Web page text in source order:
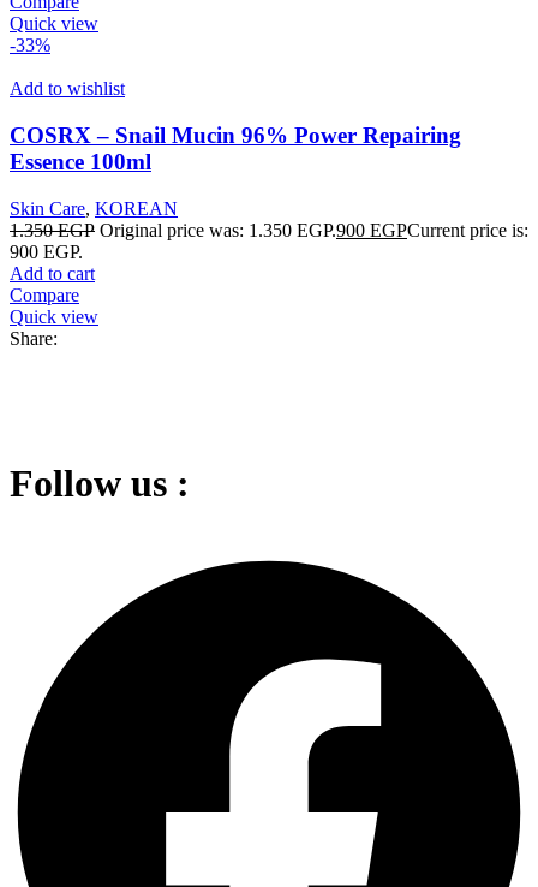
Quick view
-33%
Add to wishlist
COSRX – Snail Mucin 96% Power Repairing
Essence 100ml
Skin Care, KOREAN
1.350EGP Original price was: 1.350 EGP.900 EGPCurrent price is:
900 EGP.
Add to cart
Compare
Quick view
Share:
Follow us :